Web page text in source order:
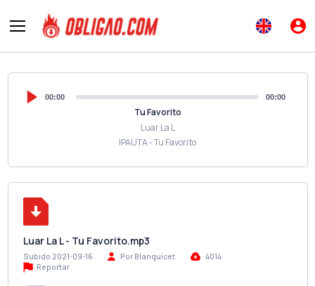
00:00 00:00
Tu Favorito
Luar La L
IPAUTA - Tu Favorito
Luar La L - Tu Favorito.mp3
Subido 2021-09-16 Por Blanquicet
4014
Reportar